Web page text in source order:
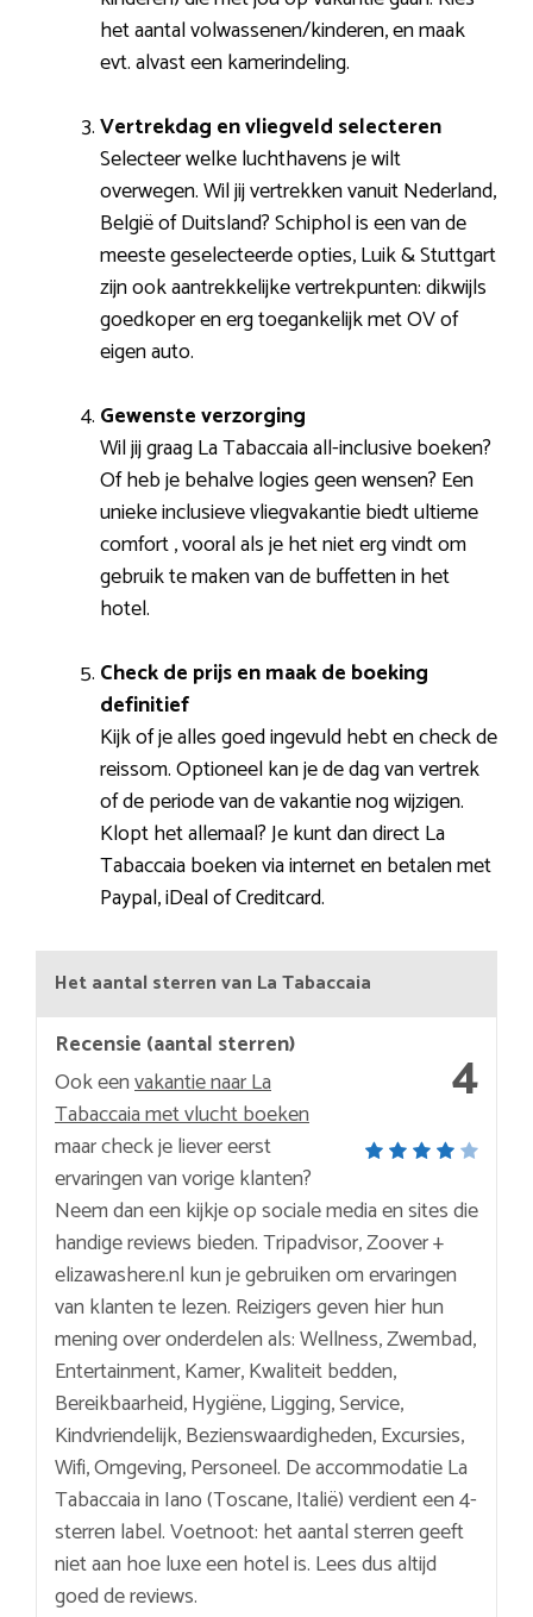
het aantal volwassenen/kinderen, en maak
evt. alvast een kamerindeling.
Vertrekdag en vliegveld selecteren
Selecteer welke luchthavens je wilt
overwegen. Wil jij vertrekken vanuit Nederland,
België of Duitsland? Schiphol is een van de
meeste geselecteerde opties, Luik & Stuttgart
zijn ook aantrekkelijke vertrekpunten: dikwijls
goedkoper en erg toegankelijk met OV of
eigen auto.
Gewenste verzorging
Wil jij graag La Tabaccaia all-inclusive boeken?
Of heb je behalve logies geen wensen? Een
unieke inclusieve vliegvakantie biedt ultieme
comfort , vooral als je het niet erg vindt om
gebruik te maken van de buffetten in het
hotel.
Check de prijs en maak de boeking
definitief
Kijk of je alles goed ingevuld hebt en check de
reissom. Optioneel kan je de dag van vertrek
of de periode van de vakantie nog wijzigen.
Klopt het allemaal? Je kunt dan direct La
Tabaccaia boeken via internet en betalen met
Paypal, iDeal of Creditcard.
Het aantal sterren van La Tabaccaia
4
Recensie (aantal sterren)
Ook eenvakantie naar La
Tabaccaia met vlucht boeken
maar check je liever eerst
ervaringen van vorige klanten?
Neem dan een kijkje op sociale media en sites die
handige reviews bieden. Tripadvisor, Zoover +
elizawashere.nl kun je gebruiken om ervaringen
van klanten te lezen. Reizigers geven hier hun
mening over onderdelen als: Wellness, Zwembad,
Entertainment, Kamer, Kwaliteit bedden,
Bereikbaarheid, Hygiëne, Ligging, Service,
Kindvriendelijk, Bezienswaardigheden, Excursies,
Wifi, Omgeving, Personeel. De accommodatie La
Tabaccaia in Iano (Toscane, Italië) verdient een 4-
sterren label. Voetnoot: het aantal sterren geeft
niet aan hoe luxe een hotel is. Lees dus altijd
goed de reviews.